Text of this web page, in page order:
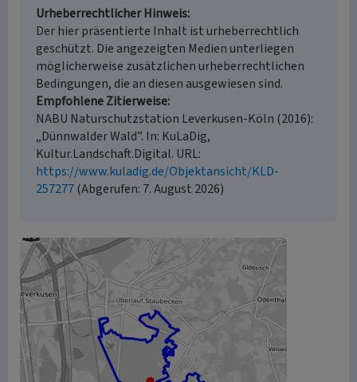
Urheberrechtlicher Hinweis
Der hier präsentierte Inhalt ist urheberrechtlich
geschützt. Die angezeigten Medien unterliegen
möglicherweise zusätzlichen urheberrechtlichen
Bedingungen, die an diesen ausgewiesen sind.
Empfohlene Zitierweise
NABU Naturschutzstation Leverkusen-Köln (2016):
„Dünnwalder Wald”. In: KuLaDig,
Kultur.Landschaft.Digital. URL:
https://www.kuladig.de/Objektansicht/KLD-
257277(Abgerufen: 7. August 2026)